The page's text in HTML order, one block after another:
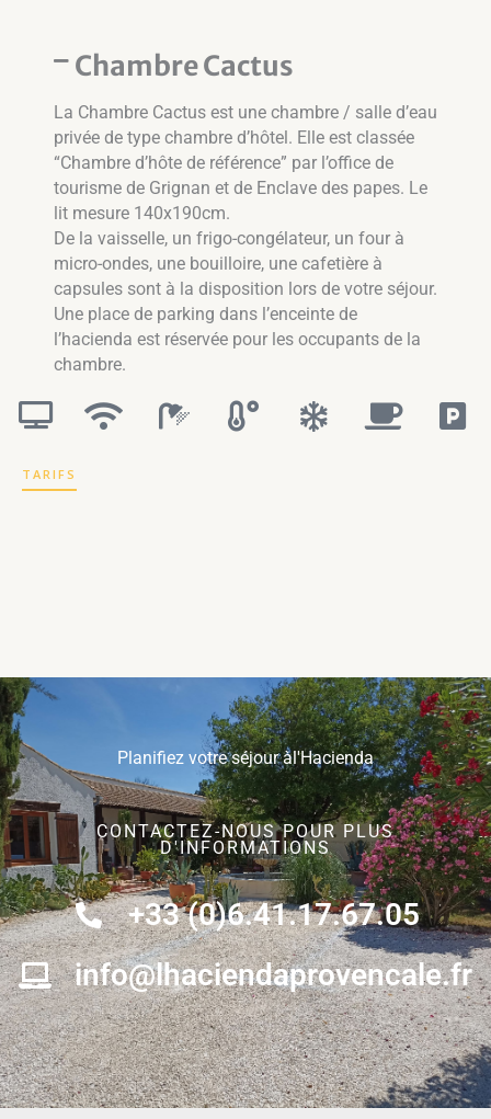
Chambre Cactus
La Chambre Cactus est une chambre / salle d’eau
privée de type chambre d’hôtel. Elle est classée
“Chambre d’hôte de référence” par l’office de
tourisme de Grignan et de Enclave des papes. Le
lit mesure 140x190cm.
De la vaisselle, un frigo-congélateur, un four à
micro-ondes, une bouilloire, une cafetière à
capsules sont à la disposition lors de votre séjour.
Une place de parking dans l’enceinte de
l’hacienda est réservée pour les occupants de la
chambre.
TARIFS
Planifiez votre séjour àl'Hacienda
CONTACTEZ-NOUS POUR PLUS
D'INFORMATIONS
+33 (0)6.41.17.67.05
info@lhaciendaprovencale.fr